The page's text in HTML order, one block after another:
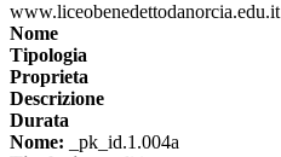
www.liceobenedettodanorcia.edu.it
Nome
Tipologia
Proprieta
Descrizione
Durata
Nome: _pk_id.1.004a